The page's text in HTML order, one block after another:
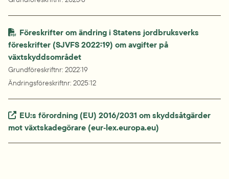
Föreskrifter om ändring i Statens jordbruksverks
föreskrifter (SJVFS 2022:19) om avgifter på
växtskyddsområdet
Grundföreskriftnr: 2022:19
Ändringsföreskriftnr: 2025:12
Extern länk.
EU:s förordning (EU) 2016/2031 om skyddsåtgärder
mot växtskadegörare (eur‑lex.europa.eu)